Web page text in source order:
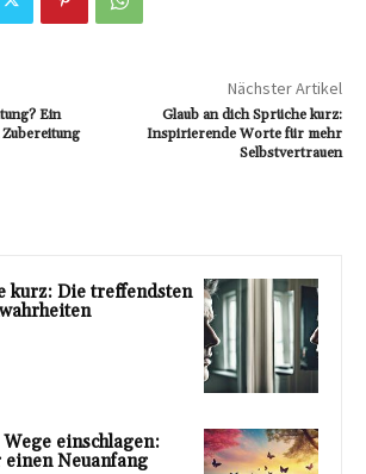
Ein
Nächster Artikel
Glaub an dich Sprüche kurz:
Inspirierende Worte für mehr
Selbstvertrauen
kurz: Die treffendsten
Wege einschlagen:
Neuanfang